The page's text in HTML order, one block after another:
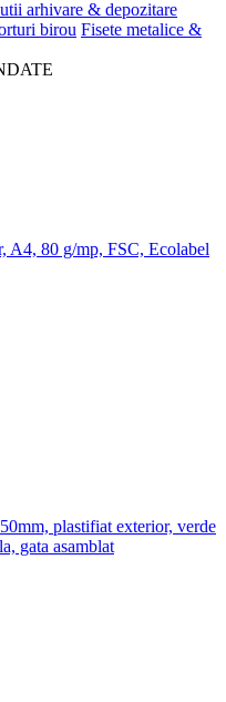
arhivare & depozitare
birou Fisete metalice &
A4, 80 g/mp, FSC, Ecolabel
plastifiat exterior, verde
gata asamblat